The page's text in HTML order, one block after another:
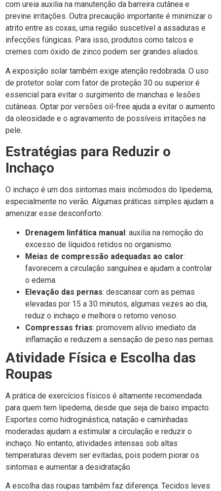
com ureia auxilia na manutenção da barreira cutânea e
previne irritações. Outra precaução importante é minimizar o
atrito entre as coxas, uma região suscetível a assaduras e
infecções fúngicas. Para isso, produtos como talcos e
cremes com óxido de zinco podem ser grandes aliados.
A exposição solar também exige atenção redobrada. O uso
de protetor solar com fator de proteção 30 ou superior é
essencial para evitar o surgimento de manchas e lesões
cutâneas. Optar por versões oil-free ajuda a evitar o aumento
da oleosidade e o agravamento de possíveis irritações na
pele.
Estratégias para Reduzir o
Inchaço
O inchaço é um dos sintomas mais incômodos do lipedema,
especialmente no verão. Algumas práticas simples ajudam a
amenizar esse desconforto:
Drenagem linfática manual: auxilia na remoção do
excesso de líquidos retidos no organismo.
Meias de compressão adequadas ao calor:
favorecem a circulação sanguínea e ajudam a controlar
o edema.
Elevação das pernas: descansar com as pernas
elevadas por 15 a 30 minutos, algumas vezes ao dia,
reduz o inchaço e melhora o retorno venoso.
Compressas frias: promovem alívio imediato da
inflamação e reduzem a sensação de peso nas pernas.
Atividade Física e Escolha das
Roupas
A prática de exercícios físicos é altamente recomendada
para quem tem lipedema, desde que seja de baixo impacto.
Esportes como hidroginástica, natação e caminhadas
moderadas ajudam a estimular a circulação e reduzir o
inchaço. No entanto, atividades intensas sob altas
temperaturas devem ser evitadas, pois podem piorar os
sintomas e aumentar a desidratação.
A escolha das roupas também faz diferença. Tecidos leves